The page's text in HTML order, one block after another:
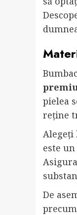
pielea
reține
Alegeți
este
De